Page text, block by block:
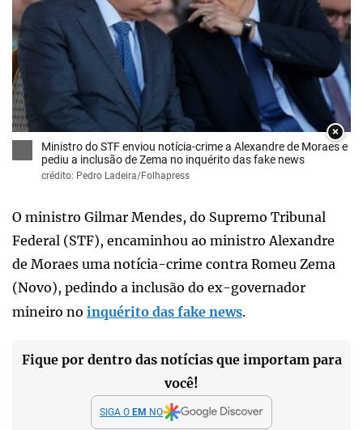
×
Ministro do STF enviou notícia-crime a Alexandre de Moraes e
pediu a inclusão de Zema no inquérito das fake news
crédito: Pedro Ladeira/Folhapress
O ministro Gilmar Mendes, do Supremo Tribunal
Federal (STF), encaminhou ao ministro Alexandre
de Moraes uma notícia-crime contra Romeu Zema
(Novo), pedindo a inclusão do ex-governador
mineiro no inquérito das fake news.
Fique por dentro das notícias que importam para
você!
SIGA O EM NO